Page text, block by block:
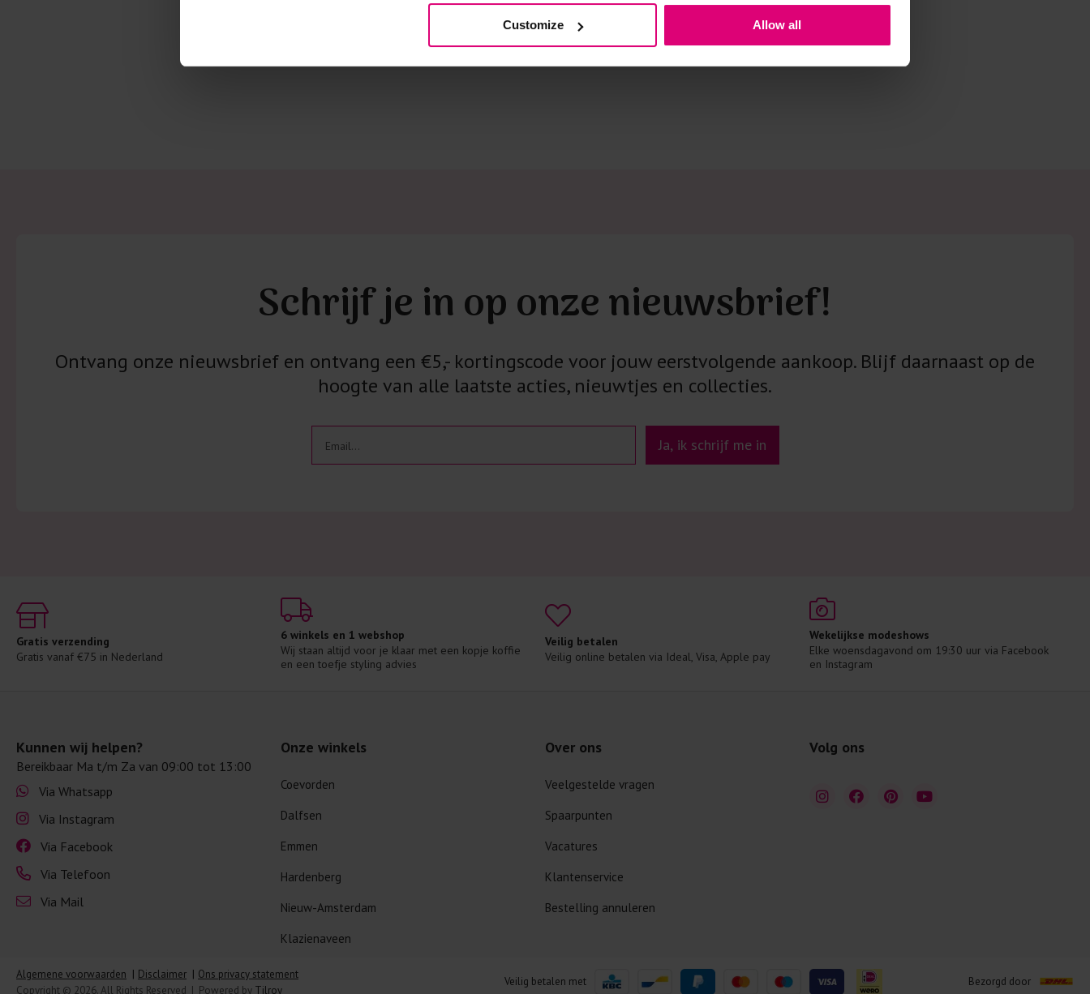
Customize Allow all
Schrijf je in op onze nieuwsbrief!
Ontvang onze nieuwsbrief en ontvang een €5,- kortingscode voor jouw eerstvolgende aankoop. Blijf daarnaast op de
hoogte van alle laatste acties, nieuwtjes en collecties.
Ja, ik schrijf me in
Gratis verzending
Gratis vanaf €75 in Nederland
6 winkels en 1 webshop
Wij staan altijd voor je klaar met een kopje koffie
en een toefje styling advies
Veilig betalen
Veilig online betalen via Ideal, Visa, Apple pay
Wekelijkse modeshows
Elke woensdagavond om 19:30 uur via Facebook
en Instagram
Kunnen wij helpen?
Bereikbaar Ma t/m Za van 09:00 tot 13:00
Via Whatsapp
Via Instagram
Via Facebook
Via Telefoon
Via Mail
Onze winkels
Coevorden
Dalfsen
Emmen
Hardenberg
Nieuw-Amsterdam
Klazienaveen
Over ons
Veelgestelde vragen
Spaarpunten
Vacatures
Klantenservice
Bestelling annuleren
Volg ons
Veilig betalen met Bezorgd door
Algemene voorwaarden Disclaimer
Ons privacy statement
Copyright © 2026. All Rights Reserved | Powered by Tilroy